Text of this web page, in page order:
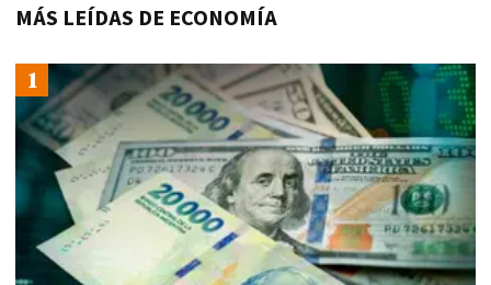
MÁS LEÍDAS DE ECONOMÍA